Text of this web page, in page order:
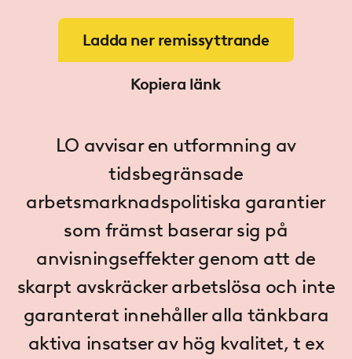
Ladda ner remissyttrande
Kopiera länk
LO avvisar en utformning av
tidsbegränsade
arbetsmarknadspolitiska garantier
som främst baserar sig på
anvisningseffekter genom att de
skarpt avskräcker arbetslösa och inte
garanterat innehåller alla tänkbara
aktiva insatser av hög kvalitet, t ex